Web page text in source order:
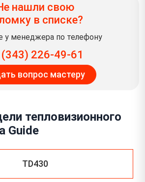
нашли свою
в списке?
у менеджера по телефону
(343) 226-49-61
вопрос мастеру
тепловизионного
Guide
TD430